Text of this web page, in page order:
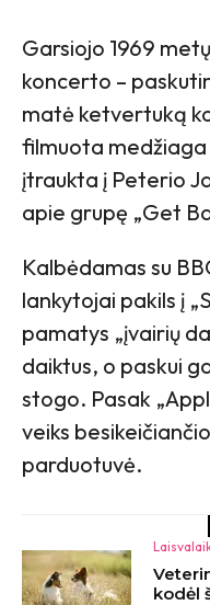
Garsiojo 1969
koncerto –
matė ketvertuką
filmuota
įtraukta į Peterio
apie grupę „Get
Kalbėdamas su
lankytojai pakils į
pamatys „įvairių
daiktus, o paskui
stogo. Pasak
veiks
parduotuvė.
kodėl